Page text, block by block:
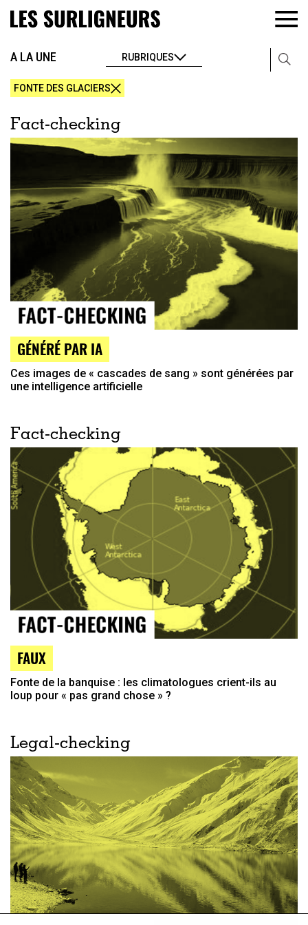
A LA UNE RUBRIQUES
FONTE DES GLACIERS
Fact-checking
GÉNÉRÉ PAR IA
Ces images de « cascades de sang » sont générées par
une intelligence artificielle
Fact-checking
FAUX
Fonte de la banquise : les climatologues crient-ils au
loup pour « pas grand chose » ?
Legal-checking